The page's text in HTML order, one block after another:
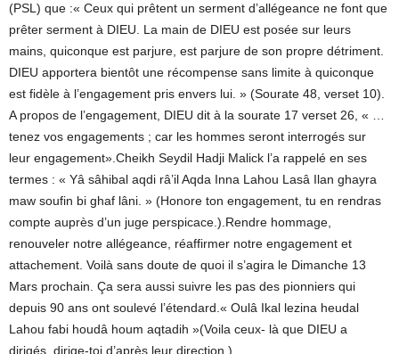
(PSL) que :« Ceux qui prêtent un serment d’allégeance ne font que
prêter serment à DIEU. La main de DIEU est posée sur leurs
mains, quiconque est parjure, est parjure de son propre détriment.
DIEU apportera bientôt une récompense sans limite à quiconque
est fidèle à l’engagement pris envers lui. » (Sourate 48, verset 10).
A propos de l’engagement, DIEU dit à la sourate 17 verset 26, « …
tenez vos engagements ; car les hommes seront interrogés sur
leur engagement».Cheikh Seydil Hadji Malick l’a rappelé en ses
termes : « Yâ sâhibal aqdi râ’il Aqda Inna Lahou Lasâ Ilan ghayra
maw soufin bi ghaf lâni. » (Honore ton engagement, tu en rendras
compte auprès d’un juge perspicace.).Rendre hommage,
renouveler notre allégeance, réaffirmer notre engagement et
attachement. Voilà sans doute de quoi il s’agira le Dimanche 13
Mars prochain. Ça sera aussi suivre les pas des pionniers qui
depuis 90 ans ont soulevé l’étendard.« Oulâ Ikal lezina heudal
Lahou fabi houdâ houm aqtadih »(Voila ceux- là que DIEU a
dirigés, dirige-toi d’après leur direction.)